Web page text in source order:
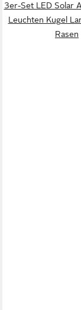
3er-Set LED Solar
Leuchten Kugel
Rasen